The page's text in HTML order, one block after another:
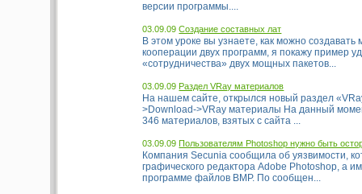
версии программы....
03.09.09Создание составных лат
В этом уроке вы узнаете, как можно
кооперации двух программ, я покажу пример
«сотрудничества» двух мощных пакетов...
03.09.09 Раздел VRay материалов
На нашем сайте, открылся новый раздел
>Download->VRay материалы На данный
346 материалов, взятых с сайта ...
03.09.09 Пользователям Photoshop нужно быть
Компания Secunia сообщила об уязвимости,
графического редактора Adobe Photoshop, а
программе файлов BMP. По сообщен...